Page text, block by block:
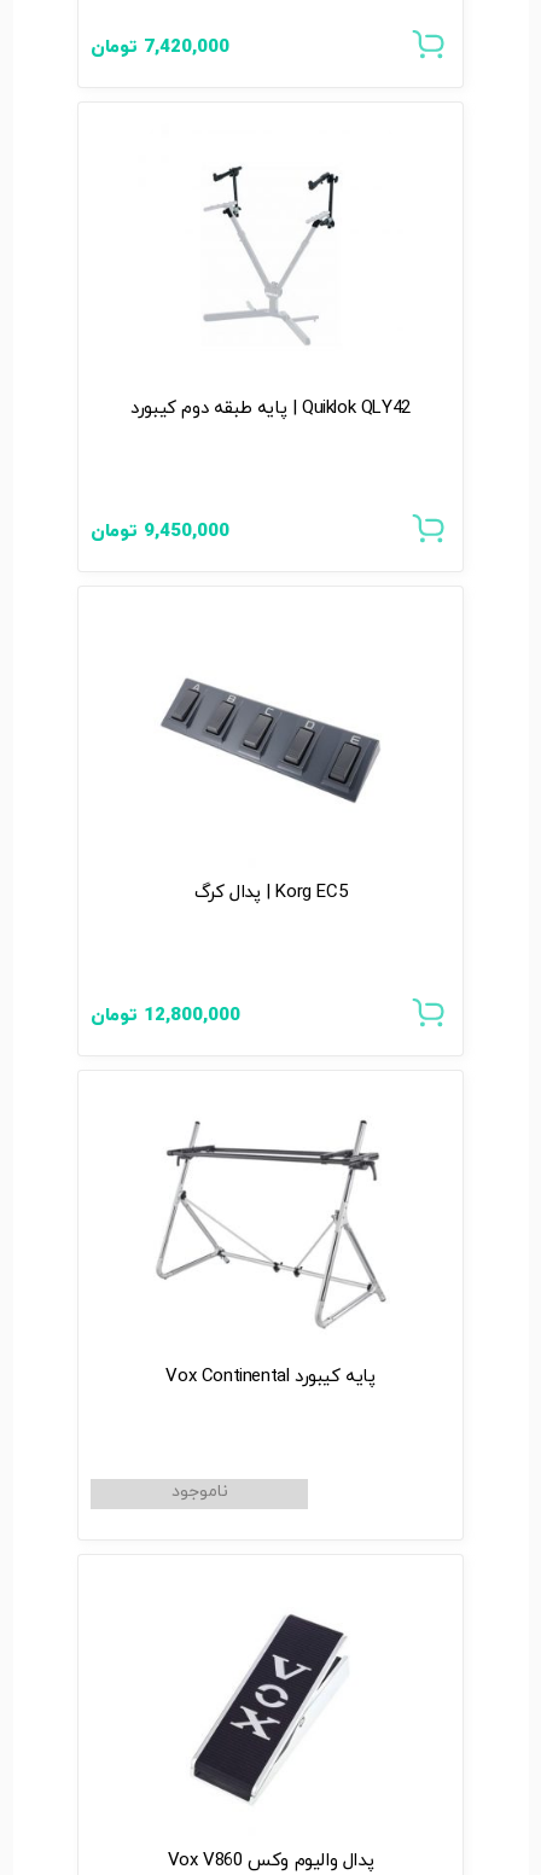
7,420,000 تومان
Quiklok QLY42 | پایه طبقه دوم کیبورد
9,450,000 تومان
Korg EC5 | پدال کرگ
12,800,000 تومان
پایه کیبورد Vox Continental
پدال والیوم وکس Vox V860